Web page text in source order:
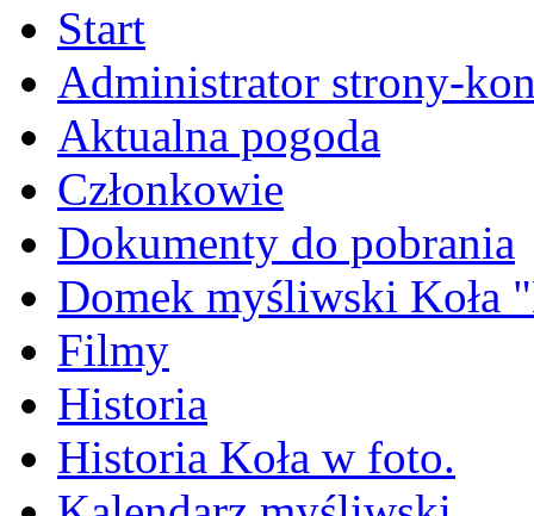
Start
Administrator strony-
Aktualna pogoda
Członkowie
Dokumenty do pobrania
Domek myśliwski Koła
Filmy
Historia
Historia Koła w foto.